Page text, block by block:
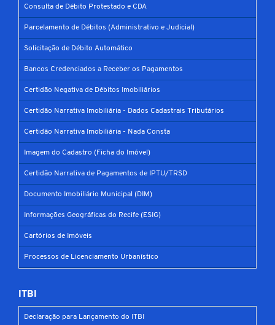
Consulta de Débito Protestado e CDA
Parcelamento de Débitos (Administrativo e Judicial)
Solicitação de Débito Automático
Bancos Credenciados a Receber os Pagamentos
Certidão Negativa de Débitos Imobiliários
Certidão Narrativa Imobiliária - Dados Cadastrais Tributários
Certidão Narrativa Imobiliária - Nada Consta
Imagem do Cadastro (Ficha do Imóvel)
Certidão Narrativa de Pagamentos de IPTU/TRSD
Documento Imobiliário Municipal (DIM)
Informações Geográficas do Recife (ESIG)
Cartórios de Imóveis
Processos de Licenciamento Urbanístico
ITBI
Declaração para Lançamento do ITBI